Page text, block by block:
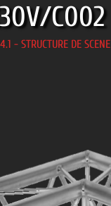
C002
4.1 - STRUCTURE DE SCENE